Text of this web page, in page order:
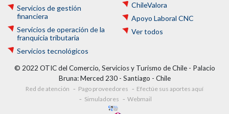
Servicios de gestión
financiera
Servicios de operación de la
franquicia tributaria
Servicios tecnológicos
ChileValora
Apoyo Laboral CNC
Ver todos
© 2022 OTIC del Comercio, Servicios y Turismo de Chile - Palacio
Bruna: Merced 230 - Santiago - Chile
Red de atención Pago proveedores
Efectúe sus aportes aquí
Simuladores
Webmail